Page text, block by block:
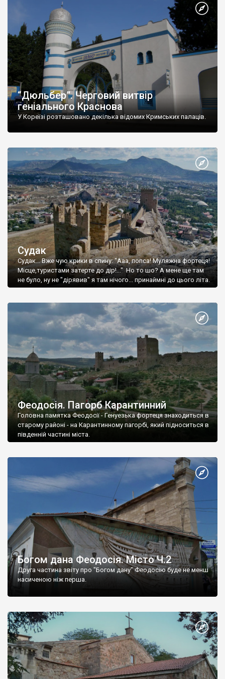
“Дюльбер”. Черговий витвір
геніального Краснова
У Кореїзі розташовано декілька відомих Кримських палаців.
Судак
Судак... Вже чую крики в спину: "Ааа, попса! Муляжна фортеця!
Місце,туристами затерте до дір!..." Но то шо? А мене ще там
не було, ну не "дірявив" я там нічого... принаймні до цього літа.
Феодосія. Пагорб Карантинний
Головна памятка Феодосії - Генуезька фортеця знаходиться в
старому районі - на Карантинному пагорбі, який підноситься в
південній частині міста.
Богом дана Феодосія. Місто Ч.2
Друга частина звіту про "Богом дану" Феодосію буде не менш
насиченою ніж перша.